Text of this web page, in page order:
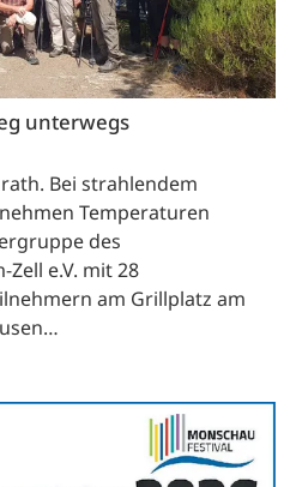
unterwegs
Bei strahlendem
Temperaturen
des
Zell e.V. mit 28
am Grillplatz am